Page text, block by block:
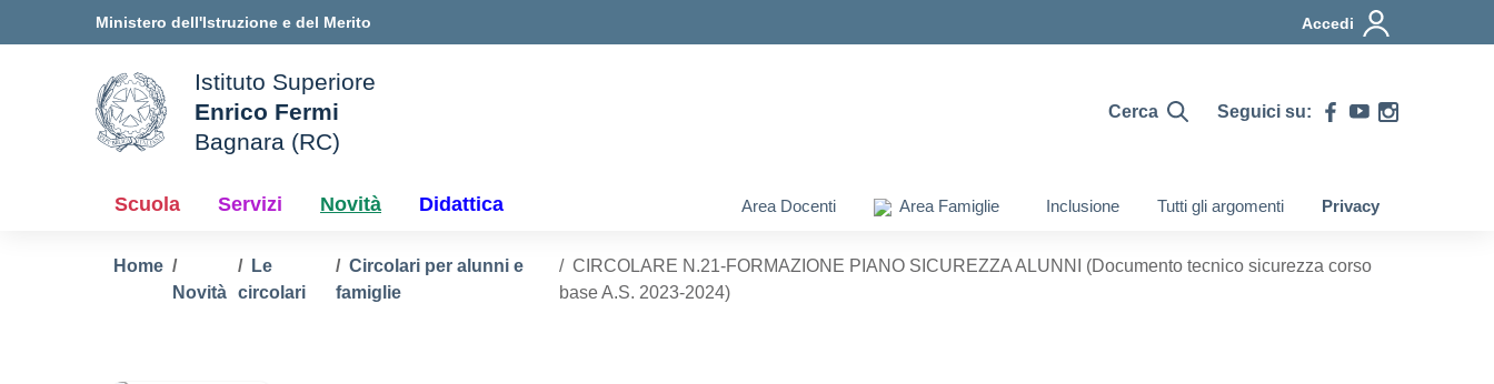
Ministero dell'Istruzione e del Merito Accedi
della scuola
Istituto Superiore
Enrico Fermi
Bagnara (RC)
Cerca Seguici su:
Scuola Servizi Novità Didattica Area Docenti Area Famiglie Inclusione Tutti gli argomenti Privacy
Home
Novità
Le
circolari
Circolari per alunni e
famiglie
CIRCOLARE N.21-FORMAZIONE PIANO SICUREZZA ALUNNI (Documento tecnico sicurezza corso
base A.S. 2023-2024)